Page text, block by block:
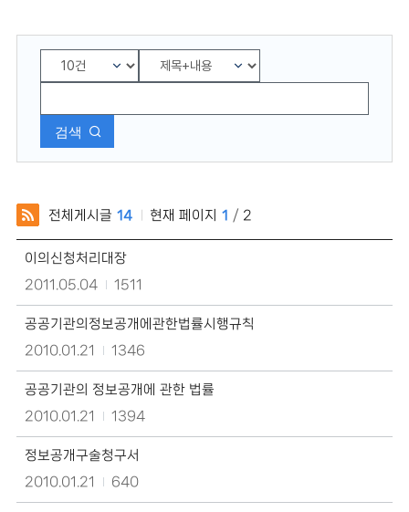
검색
전체게시글 14 현재 페이지 1 / 2
보
공
식
모
게
시
목,
작
이의신청처리대장
2011.05.04
1511
공공기관의정보공개에관한법률시행규칙
2010.01.21
1346
공공기관의 정보공개에 관한 법률
2010.01.21
1394
정보공개구술청구서
2010.01.21
640